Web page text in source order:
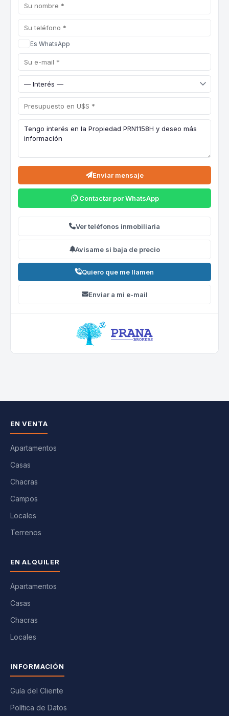
Es WhatsApp
Enviar mensaje
Contactar por WhatsApp
Ver teléfonos inmobiliaria
Avisame si baja de precio
Quiero que me llamen
Enviar a mi e-mail
EN VENTA
Apartamentos
Casas
Chacras
Campos
Locales
Terrenos
EN ALQUILER
Apartamentos
Casas
Chacras
Locales
INFORMACIÓN
Guía del Cliente
Política de Datos